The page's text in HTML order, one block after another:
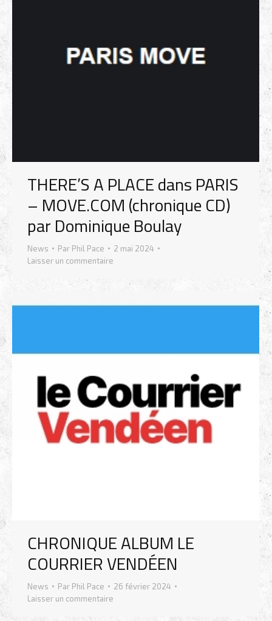
THERE’S A PLACE dans PARIS
– MOVE.COM (chronique CD)
par Dominique Boulay
News Par Phil Pace
2 mai 2024
Laisser un commentaire
CHRONIQUE ALBUM LE
COURRIER VENDÉEN
News Par Phil Pace
26 février 2024
Laisser un commentaire